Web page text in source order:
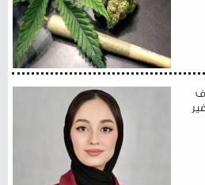
دفع 3 آلاف